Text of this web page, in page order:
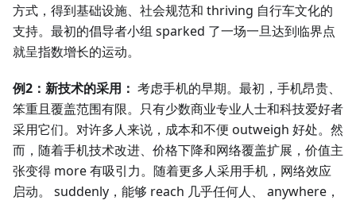
方式，得到基础设施、社会规范和 thriving 自行车文化的
支持。最初的倡导者小组 sparked 了一场一旦达到临界点
就呈指数增长的运动。
例2：新技术的采用： 考虑手机的早期。最初，手机昂贵、
笨重且覆盖范围有限。只有少数商业专业人士和科技爱好者
采用它们。对许多人来说，成本和不便 outweigh 好处。然
而，随着手机技术改进、价格下降和网络覆盖扩展，价值主
张变得 more 有吸引力。随着更多人采用手机，网络效应
启动。 suddenly，能够 reach 几乎任何人、 anywhere，